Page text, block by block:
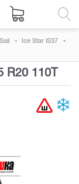
Ice Star iS37
R20 110T